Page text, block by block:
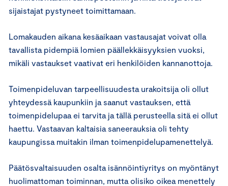
sijaistajat pystyneet toimittamaan.
Lomakauden aikana kesäaikaan vastausajat voivat olla
tavallista pidempiä lomien päällekkäisyyksien vuoksi,
mikäli vastaukset vaativat eri henkilöiden kannanottoja.
Toimenpideluvan tarpeellisuudesta urakoitsija oli ollut
yhteydessä kaupunkiin ja saanut vastauksen, että
toimenpidelupaa ei tarvita ja tällä perusteella sitä ei ollut
haettu. Vastaavan kaltaisia saneerauksia oli tehty
kaupungissa muitakin ilman toimenpidelupamenettelyä.
Päätösvaltaisuuden osalta isännöintiyritys on myöntänyt
huolimattoman toiminnan, mutta olisiko oikea menettely